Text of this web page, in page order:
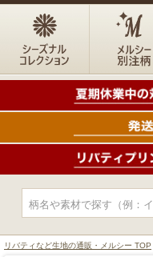
リバティなど生地の通販・メルシー TOP